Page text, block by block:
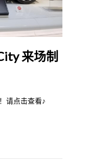
来场制
请点击查看♪